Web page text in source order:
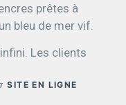
prêtes à
bleu de mer vif.
Les clients
une
SITE EN LIGNE